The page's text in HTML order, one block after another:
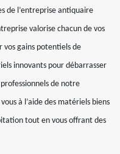
de l’entreprise antiquaire
valorise chacun de vos
gains potentiels de
innovants pour débarrasser
de notre
à l’aide des matériels biens
tout en vous offrant des